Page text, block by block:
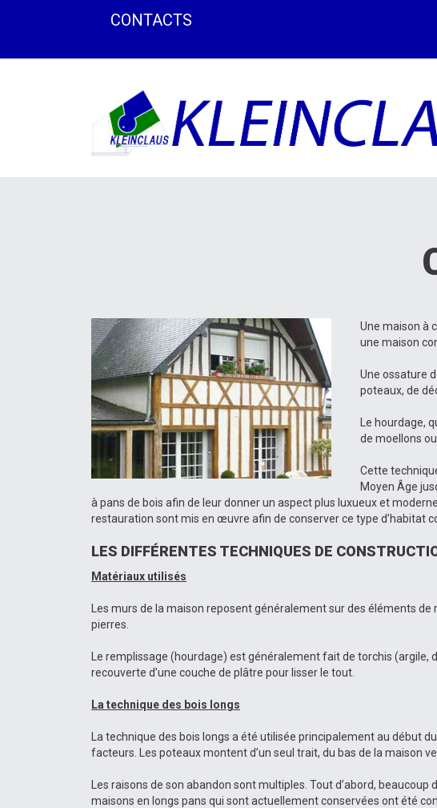
CONTACTS
Une maison à
une maison
Une ossature
poteaux, de
Le hourdage,
de moellons
Cette
Moyen Âge
à pans de bois afin de leur donner un aspect plus luxueux et
restauration sont mis en œuvre afin de conserver ce type d’habitat
LES DIFFÉRENTES TECHNIQUES DE
Matériaux utilisés
Les murs de la maison reposent généralement sur des éléments
pierres.
Le remplissage (hourdage) est généralement fait de torchis
recouverte d’une couche de plâtre pour lisser le tout.
La technique des bois longs
La technique des bois longs a été utilisée principalement au début
facteurs. Les poteaux montent d’un seul trait, du bas de la maison
Les raisons de son abandon sont multiples. Tout d’abord,
maisons en longs pans qui sont actuellement conservées ont été